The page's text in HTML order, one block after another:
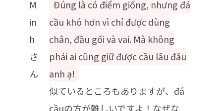
M
in
h
さ
ん
Đúng là có điểm giống, nhưng đá
cầu khó hơn vì chỉ được dùng
chân, đầu gối và vai. Mà không
phải ai cũng giữ được cầu lâu đâu
anh ạ!
似ているところもありますが、đá
cầuの方が難しいですよ！なぜな